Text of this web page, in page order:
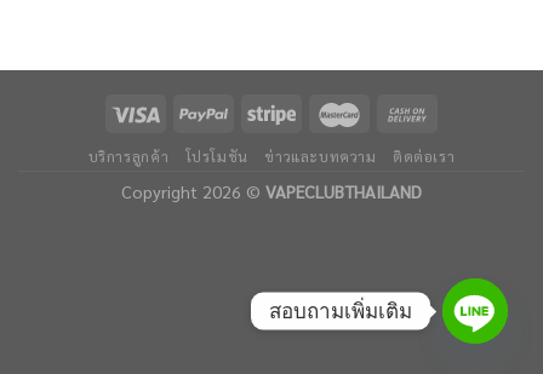
บริการลูกค้า โปรโมชัน ข่าวและบทความ ติดต่อเรา
Copyright 2026 © VAPECLUBTHAILAND
สอบถามเพิ่มเติม